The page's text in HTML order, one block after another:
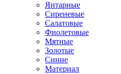
Янтарные
Сиреневые
Салатовые
Фиолетовые
Мятные
Золотые
Синие
Материал